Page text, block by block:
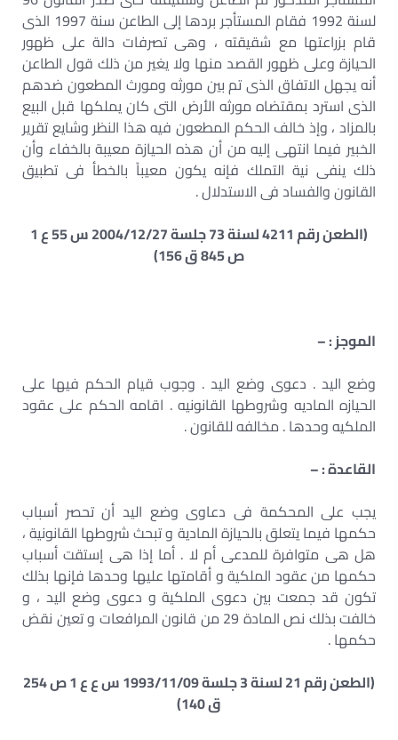
لسنة 1992 فقام المستأجر بردها إلى الطاعن سنة 1997 الذى
قام بزراعتها مع شقيقته ، وهى تصرفات دالة على ظهور
الحيازة وعلى ظهور القصد منها ولا يغير من ذلك قول الطاعن
أنه يجهل الاتفاق الذى تم بين مورثه ومورث المطعون ضدهم
الذى استرد بمقتضاه مورثه الأرض التى كان يملكها قبل البيع
بالمزاد ، وإذ خالف الحكم المطعون فيه هذا النظر وشايع تقرير
الخبير فيما انتهى إليه من أن هذه الحيازة معيبة بالخفاء وأن
ذلك ينفى نية التملك فإنه يكون معيباً بالخطأ فى تطبيق
القانون والفساد فى الاستدلال .
(الطعن رقم 4211 لسنة 73 جلسة 2004/12/27 س 55 ع 1
ص 845 ق 156)
الموجز : –
وضع اليد . دعوى وضع اليد . وجوب قيام الحكم فيها على
الحيازه الماديه وشروطها القانونيه . اقامه الحكم على عقود
الملكيه وحدها . مخالفه للقانون .
القاعدة : –
يجب على المحكمة فى دعاوى وضع اليد أن تحصر أسباب
حكمها فيما يتعلق بالحيازة المادية و تبحث شروطها القانونية ،
هل هى متوافرة للمدعى أم لا . أما إذا هى إستقت أسباب
حكمها من عقود الملكية و أقامتها عليها وحدها فإنها بذلك
تكون قد جمعت بين دعوى الملكية و دعوى وضع اليد ، و
خالفت بذلك نص المادة 29 من قانون المرافعات و تعين نقض
حكمها .
(الطعن رقم 21 لسنة 3 جلسة 1993/11/09 س ع ع 1 ص 254
ق 140)